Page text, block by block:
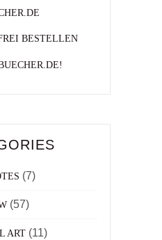
BESTELLEN
(7)
(57)
ART(11)